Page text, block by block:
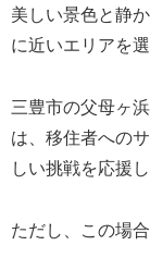
美しい景色と静
に近いエリアを
三豊市の父母ヶ
は、移住者への
しい挑戦を応援
ただし、この場